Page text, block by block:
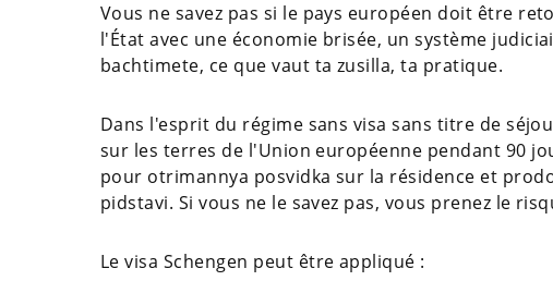
Vous ne savez pas si le pays européen doit être
l'État avec une économie brisée, un système
bachtimete, ce que vaut ta zusilla, ta pratique.
Dans l'esprit du régime sans visa sans titre de
sur les terres de l'Union européenne pendant 90
pour otrimannya posvіdka sur la résidence et
pіdstavi. Si vous ne le savez pas, vous prenez le
Le visa Schengen peut être appliqué :